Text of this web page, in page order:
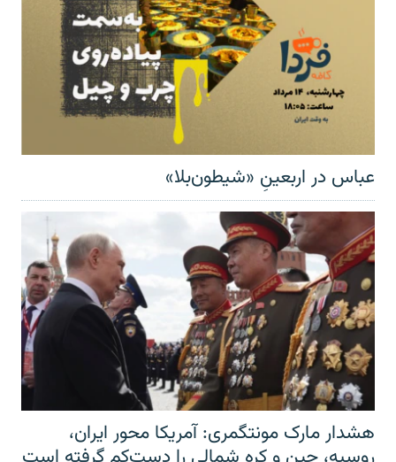
عباس در اربعینِ «شیطون‌بلا»
هشدار مارک مونتگمری: آمریکا محور ایران،